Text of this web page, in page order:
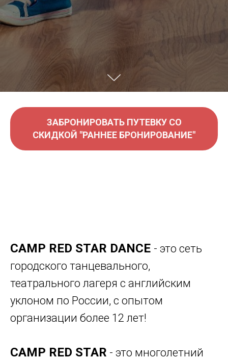
ЗАБРОНИРОВАТЬ ПУТЕВКУ СО
СКИДКОЙ "РАННЕЕ БРОНИРОВАНИЕ"
CAMP RED STAR DANCE - это сеть
городского танцевального,
театрального лагеря с английским
уклоном по России, с опытом
организации более 12 лет!
CAMP RED STAR - это многолетний